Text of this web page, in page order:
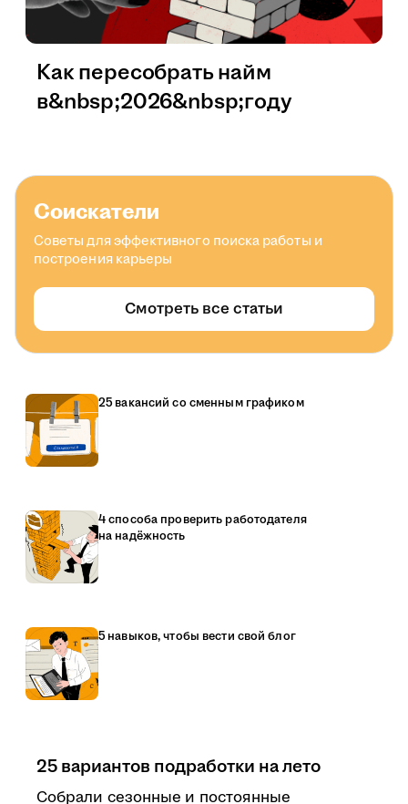
Как пересобрать найм
в&nbsp;2026&nbsp;году
Соискатели
Советы для эффективного поиска работы и
построения карьеры
Смотреть все статьи
25 вакансий со сменным графиком
4 способа проверить работодателя
на надёжность
5 навыков, чтобы вести свой блог
25 вариантов подработки на лето
Собрали сезонные и постоянные